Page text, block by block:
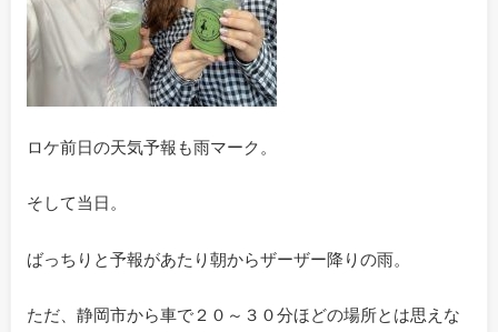
ロケ前日の天気予報も雨マーク。
そして当日。
ばっちりと予報があたり朝からザーザー降りの雨。
ただ、静岡市から車で２０～３０分ほどの場所とは思えな